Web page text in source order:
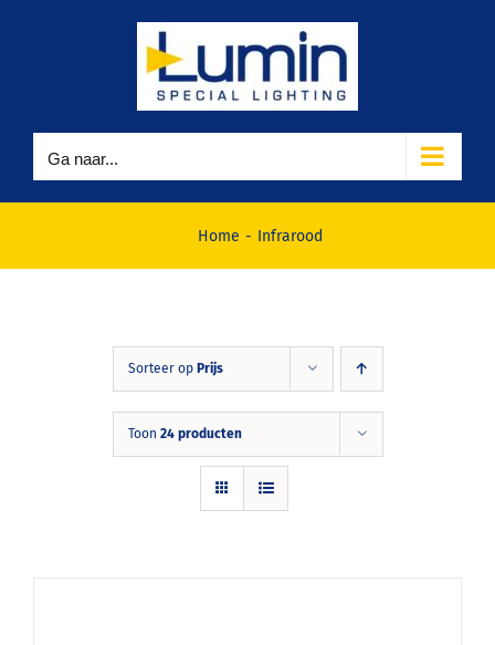
Ga naar...
Home Infrarood
Sorteer op Prijs
Toon 24 producten